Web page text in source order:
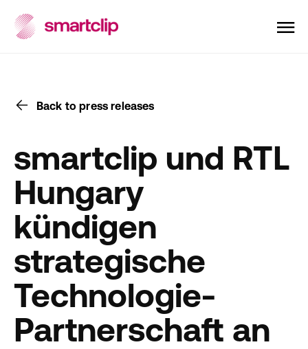
Back to press releases
smartclip und RTL
Hungary
kündigen
strategische
Technologie-
Partnerschaft an